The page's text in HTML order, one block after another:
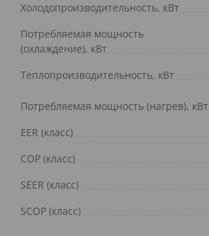
Холодопроизводительность, кВт
Потребляемая мощность
(охлаждение), кВт
Теплопроизводительность, кВт
Потребляемая мощность (нагрев), кВт
EER (класс)
COP (класс)
SEER (класс)
SCOP (класс)